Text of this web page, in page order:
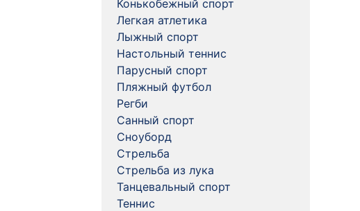
Конькобежный спорт
Легкая атлетика
Лыжный спорт
Настольный теннис
Парусный спорт
Пляжный футбол
Регби
Санный спорт
Сноуборд
Стрельба
Стрельба из лука
Танцевальный спорт
Теннис